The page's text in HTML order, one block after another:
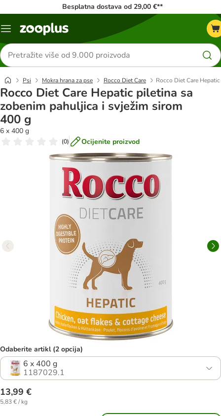
Besplatna dostava od 29,00 €**
Izbornik
Traži
proizvode
Psi Mokra hrana za pse Rocco Diet Care Rocco Diet Care
Rocco Diet Care Hepatic piletina sa
zobenim pahuljica i svježim sirom
400 g
6 x 400 g
(0) Ocijenite proizvod
Odaberite artikl (2 opcija)
6 x 400 g
1187029.1
13,99 €
5,83 € / kg